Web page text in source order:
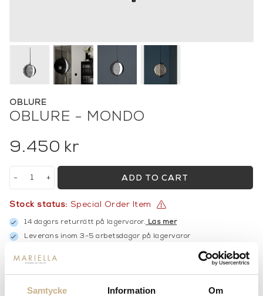
Samtycke Information Om
OBLURE
OBLURE - MONDO
9.450 kr
+
- ADD TO CART
Stock status: Special Order Item
14 dagars returrätt på lagervaror. Läs mer
Leverans inom 3-5 arbetsdagar på lagervaror
när du registrerar dig för vårt
nyhetsbrev
Fri frakt på mindra varor vid köp över 1000:-
900:- i frakt vid köp av större möbler